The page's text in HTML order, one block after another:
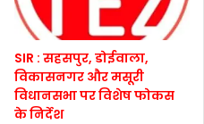
SIR : सहसपुर, डोईवाला,
विकासनगर और मसूरी
विधानसभा पर विशेष फोकस
के निर्देश